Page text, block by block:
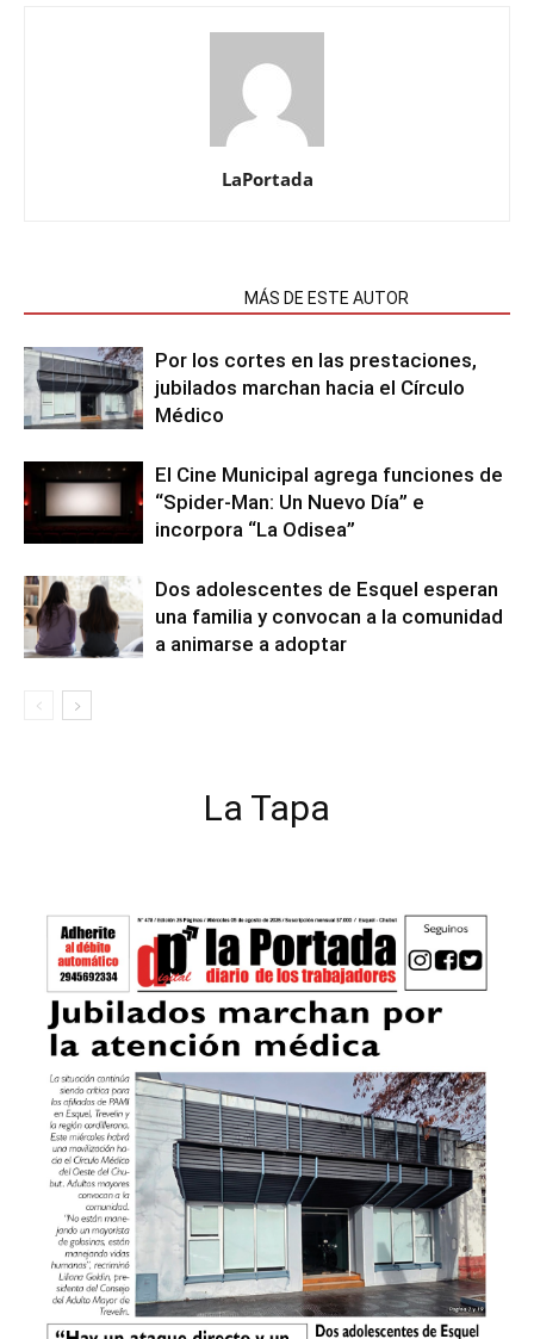
LaPortada
MÁS DE ESTE AUTOR
Por los cortes en las prestaciones,
jubilados marchan hacia el Círculo
Médico
El Cine Municipal agrega funciones de
“Spider-Man: Un Nuevo Día” e
incorpora “La Odisea”
Dos adolescentes de Esquel esperan
una familia y convocan a la comunidad
a animarse a adoptar
La Tapa